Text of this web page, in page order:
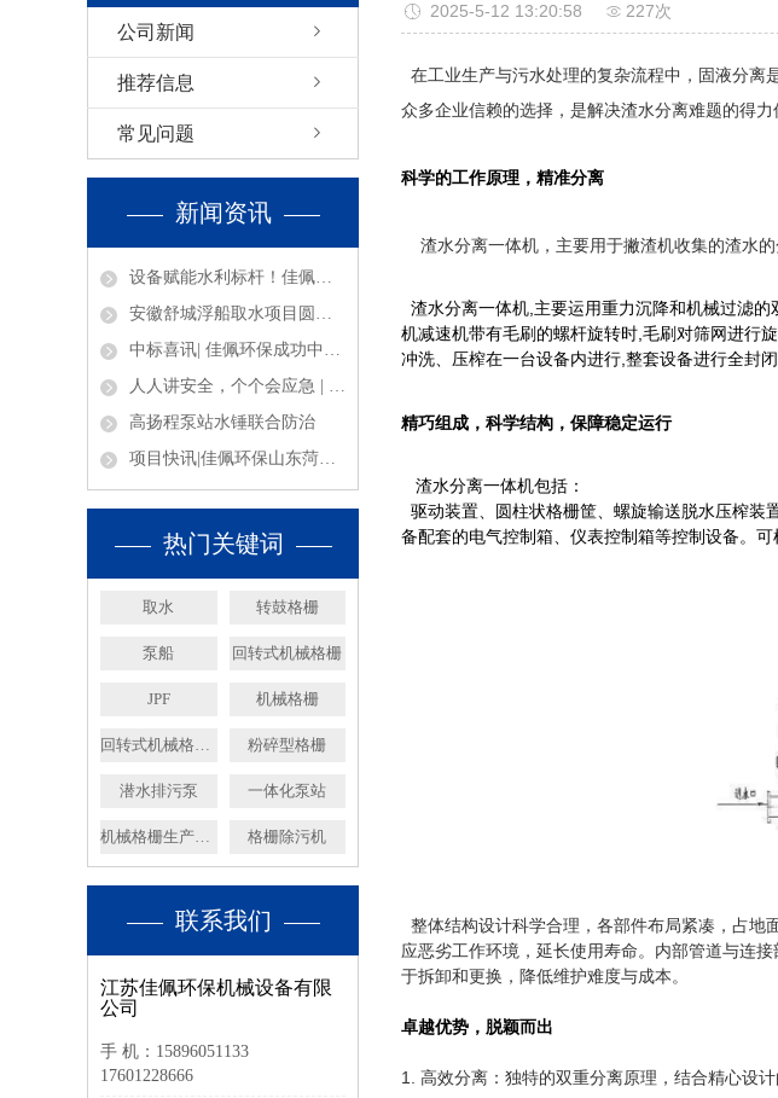
公司新闻
推荐信息
常见问题
新闻资讯
设备赋能水利标杆！佳佩环保硬核护航泰兴七圩港闸站工程
安徽舒城浮船取水项目圆满交付
中标喜讯| 佳佩环保成功中标四川清淤取水平台项目，强势布局西南矿山环保市场
人人讲安全，个个会应急 | 佳佩环保筑牢安全底线，平安护发展！
高扬程泵站水锤联合防治
项目快讯|佳佩环保山东菏泽20万m³/d净水厂取水泵船项目圆满竣工！
热门关键词
取水 转鼓格栅
泵船 回转式机械格栅
JPF 机械格栅
回转式机械格栅厂家 粉碎型格栅
潜水排污泵 一体化泵站
机械格栅生产厂家 格栅除污机
联系我们
江苏佳佩环保机械设备有限
公司
手 机：15896051133
17601228666
2025-5-12 13:20:58 227次
在工业生产与污水处理的复杂流程中，固液分离
众多企业信赖的选择，是解决渣水分离难题的得力
科学的工作原理 ， 精准分离
渣水分离一体机，主要用于撇渣机收集的渣水
渣水分离一体机,主要运用重力沉降和机械过滤
机减速机带有毛刷的螺杆旋转时,毛刷对筛网进行
冲洗、压榨在一台设备内进行,整套设备进行全封
精巧组成， 科学结构，保障稳定运行
渣水分离一体机包括：
驱动装置、圆柱状格栅筐、螺旋输送脱水压榨装
备配套的电气控制箱、仪表控制箱等控制设备。
整体结构设计科学合理，各部件布局紧凑，占地
应恶劣工作环境，延长使用寿命。内部管道与连
于拆卸和更换，降低维护难度与成本。
卓越优势，脱颖而出
1. 高效分离：独特的双重分离原理，结合精心设